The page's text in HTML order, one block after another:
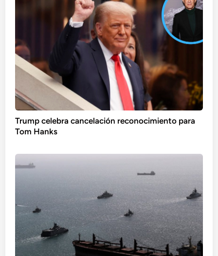
Trump celebra cancelación reconocimiento para
Tom Hanks